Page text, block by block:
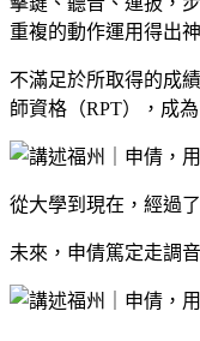
重複的動作運用得出
不滿足於所取得的成
師資格（RPT），成
從大學到現在，經過
未來，申倩篤定走調